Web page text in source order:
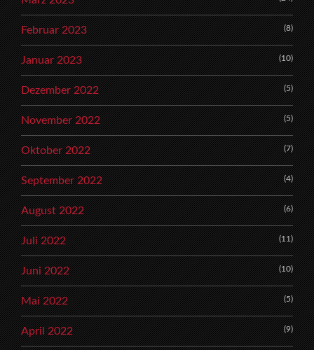
Februar 2023 (8)
Januar 2023 (10)
Dezember 2022 (5)
November 2022 (5)
Oktober 2022 (7)
September 2022 (4)
August 2022 (6)
Juli 2022 (11)
Juni 2022 (10)
Mai 2022 (5)
April 2022 (9)